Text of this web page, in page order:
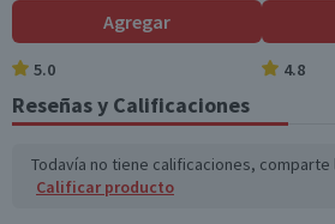
Agregar
5.0 4.8
Reseñas y Calificaciones
Todavía no tiene calificaciones, comparte
Calificar producto